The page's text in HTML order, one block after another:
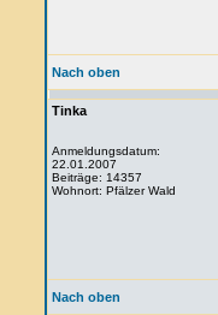
Nach oben
Tinka
Anmeldungsdatum:
22.01.2007
Beiträge: 14357
Wohnort: Pfälzer Wald
Nach oben